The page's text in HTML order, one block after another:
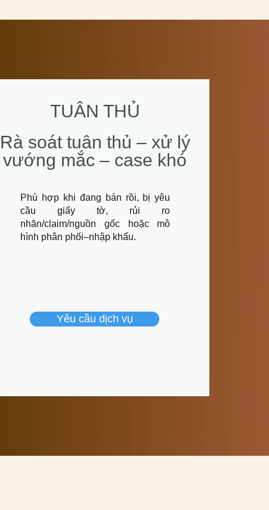
TUÂN THỦ
Rà soát tuân thủ – xử lý
vướng mắc – case khó
Phù hợp khi đang bán rồi, bị yêu
cầu giấy tờ, rủi ro
nhãn/claim/nguồn gốc hoặc mô
hình phân phối–nhập khẩu.
Yêu cầu dịch vụ